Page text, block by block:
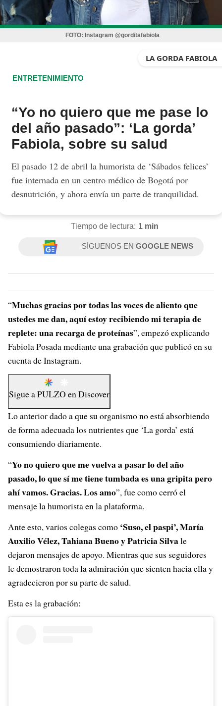
FOTO: Instagram @gorditafabiola
LA GORDA FABIOLA
ENTRETENIMIENTO
“Yo no quiero que me pase lo
del año pasado”: ‘La gorda’
Fabiola, sobre su salud
El pasado 12 de abril la humorista de ‘Sábados felices’
fue internada en un centro médico de Bogotá por
desnutrición, y ahora envía un parte de tranquilidad.
Tiempo de lectura: 1 min
SÍGUENOS ENGOOGLE NEWS
“Muchas gracias por todas las voces de aliento que
ustedes me dan, aquí estoy recibiendo mi terapia de
replete: una recarga de proteínas”, empezó explicando
Fabiola Posada mediante una grabación que publicó en su
cuenta de Instagram.
Sigue aPULZO enDiscover
Lo anterior dado a que su organismo no está absorbiendo
de forma adecuada los nutrientes que ‘La gorda’ está
consumiendo diariamente.
“Yo no quiero que me vuelva a pasar lo del año
pasado, lo que sí me tiene tumbada es una gripita pero
ahí vamos. Gracias. Los amo”, fue como cerró el
mensaje la humorista en la plataforma.
Ante esto, varios colegas como ‘Suso, el paspi’, María
Auxilio Vélez, Tahiana Bueno y Patricia Silvale
dejaron mensajes de apoyo. Mientras que sus seguidores
le demostraron toda la admiración que sienten hacia ella y
agradecieron por su parte de salud.
Esta es la grabación: